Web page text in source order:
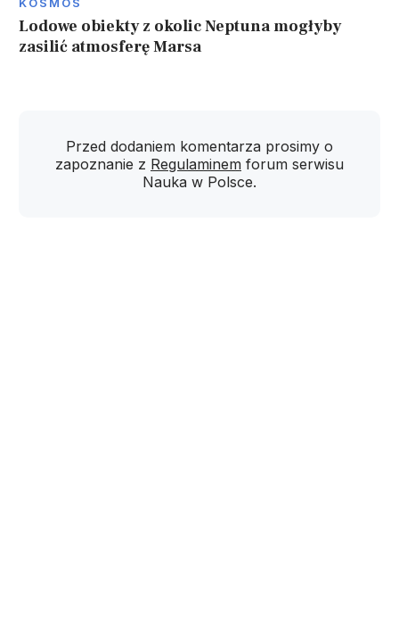
Lodowe obiekty z okolic Neptuna mogłyby
zasilić atmosferę Marsa
Przed dodaniem komentarza prosimy o
zapoznanie z Regulaminem forum serwisu
Nauka w Polsce.